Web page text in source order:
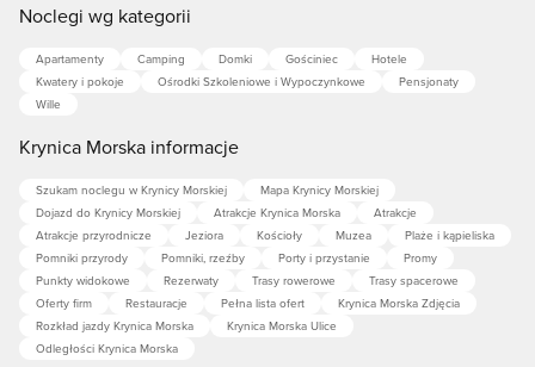
Noclegi wg kategorii
Apartamenty Camping Domki Gościniec
Hotele
Kwatery i pokoje
Ośrodki Szkoleniowe i Wypoczynkowe
Pensjonaty
Wille
Krynica Morska informacje
Szukam noclegu w Krynicy Morskiej
Mapa Krynicy Morskiej
Dojazd do Krynicy Morskiej
Atrakcje Krynica Morska
Atrakcje
Atrakcje przyrodnicze
Jeziora Kościoły Muzea
Plaże i kąpieliska
Pomniki przyrody
Pomniki, rzeźby Porty i przystanie
Promy
Punkty widokowe
Rezerwaty Trasy rowerowe
Trasy spacerowe
Oferty firm
Restauracje Pełna lista ofert
Krynica Morska Zdjęcia
Rozkład jazdy Krynica Morska
Krynica Morska Ulice
Odległości Krynica Morska